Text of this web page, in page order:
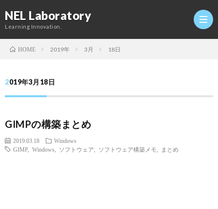
NEL Laboratory
Learning Innovation.
研
HOME 2019年 3月 18日
2019年3月18日
GIMPの構築まとめ
2019.03.18
Windows
GIMP
Windows ソフトウェア ソフトウェア構築メモ まとめ